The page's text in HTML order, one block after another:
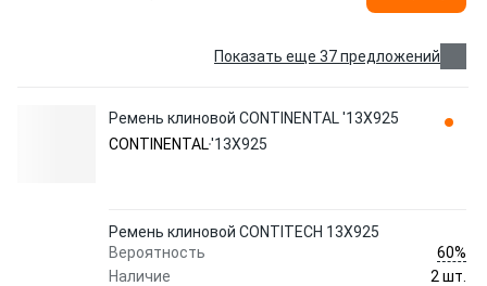
Показать еще 37 предложений
Ремень клиновой CONTINENTAL '13X925
CONTINENTAL'13X925
Ремень клиновой CONTITECH 13X925
Вероятность
60%
Наличие
2 шт.